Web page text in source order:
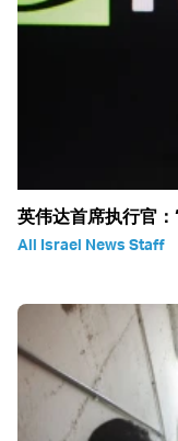
英伟达首席执行官
All Israel News Staff